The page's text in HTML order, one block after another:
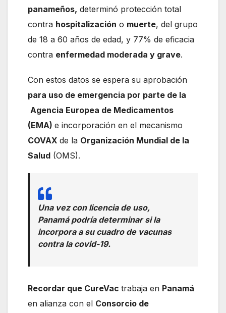
panameños, determinó protección total
contra hospitalización o muerte, del grupo
de 18 a 60 años de edad, y 77% de eficacia
contra enfermedad moderada y grave.
Con estos datos se espera su aprobación
para uso de emergencia por parte de la
Agencia Europea de Medicamentos
(EMA) e incorporación en el mecanismo
COVAX de la Organización Mundial de la
Salud (OMS).
Una vez con licencia de uso,
Panamá podría determinar si la
incorpora a su cuadro de vacunas
contra la covid-19.
Recordar que CureVac trabaja en Panamá
en alianza con el Consorcio de